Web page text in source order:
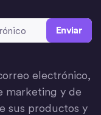
electrónico,
marketing y de
sus productos y